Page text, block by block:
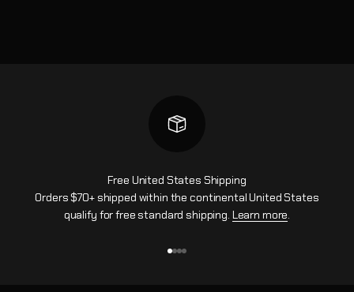
Free United States Shipping
Orders $70+ shipped within the continental United States
qualify for free standard shipping. Learn more.